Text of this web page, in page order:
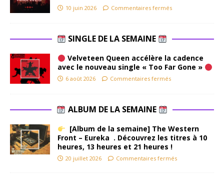
10 juin 2026 Commentaires fermés
SINGLE DE LA SEMAINE
Velveteen Queen accélère la cadence
avec le nouveau single « Too Far Gone »
6 août 2026 Commentaires fermés
ALBUM DE LA SEMAINE
[Album de la semaine] The Western
Front – Eureka . Découvrez les titres à 10
heures, 13 heures et 21 heures !
20 juillet 2026 Commentaires fermés